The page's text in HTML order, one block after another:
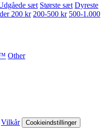
sæt Største sæt Dyreste
200 kr 200-500 kr 500-1.000
Other
Vilkår Cookieindstillinger